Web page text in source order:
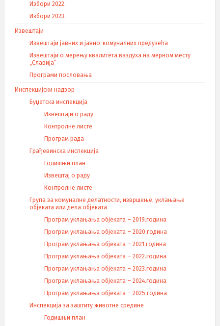
Избори 2022.
Избори 2023.
Извештаји
Извештаји јавних и јавно-комуналних предузећа
Извештаји о мерењу квалитета ваздуха на мерном месту
„Славија“
Програми пословања
Инспекцијски надзор
Буџетска инспекција
Извештаји о раду
Контролне листе
Програм рада
Грађевинска инспекција
Годишњи план
Извештај о раду
Контролне листе
Група за комуналне делатности, извршење, уклањање
објеката или дела објеката
Програм уклањања објеката – 2019.година
Програм уклањања објеката – 2020.година
Програм уклањања објеката – 2021.година
Програм уклањања објеката – 2022.година
Програм уклањања објеката – 2023.година
Програм уклањања објеката – 2024.година
Програм уклањања објеката – 2025.година
Инспекција за заштиту животне средине
Годишњи план